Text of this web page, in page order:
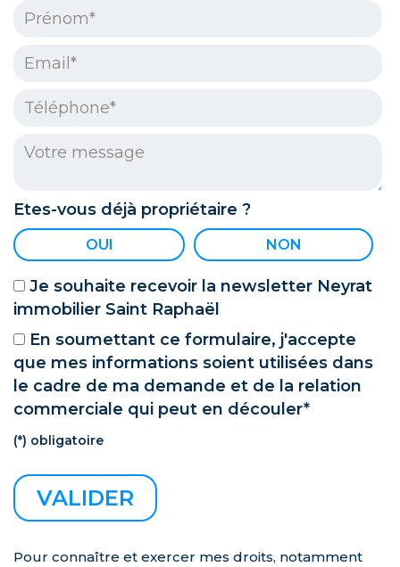
Prénom* :
Email* :
Téléphone* :
Votre message :
Etes-vous déjà propriétaire ?
OUI NON
Je souhaite recevoir la newsletter Neyrat
immobilier Saint Raphaël
En soumettant ce formulaire, j'accepte
que mes informations soient utilisées dans
le cadre de ma demande et de la relation
commerciale qui peut en découler*
(*) obligatoire
Pour connaître et exercer mes droits, notamment